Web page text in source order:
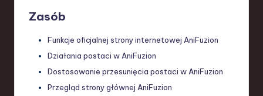
Zasób
Funkcje oficjalnej strony internetowej AniFuzion
Działania postaci w AniFuzion
Dostosowanie przesunięcia postaci w AniFuzion
Przegląd strony głównej AniFuzion